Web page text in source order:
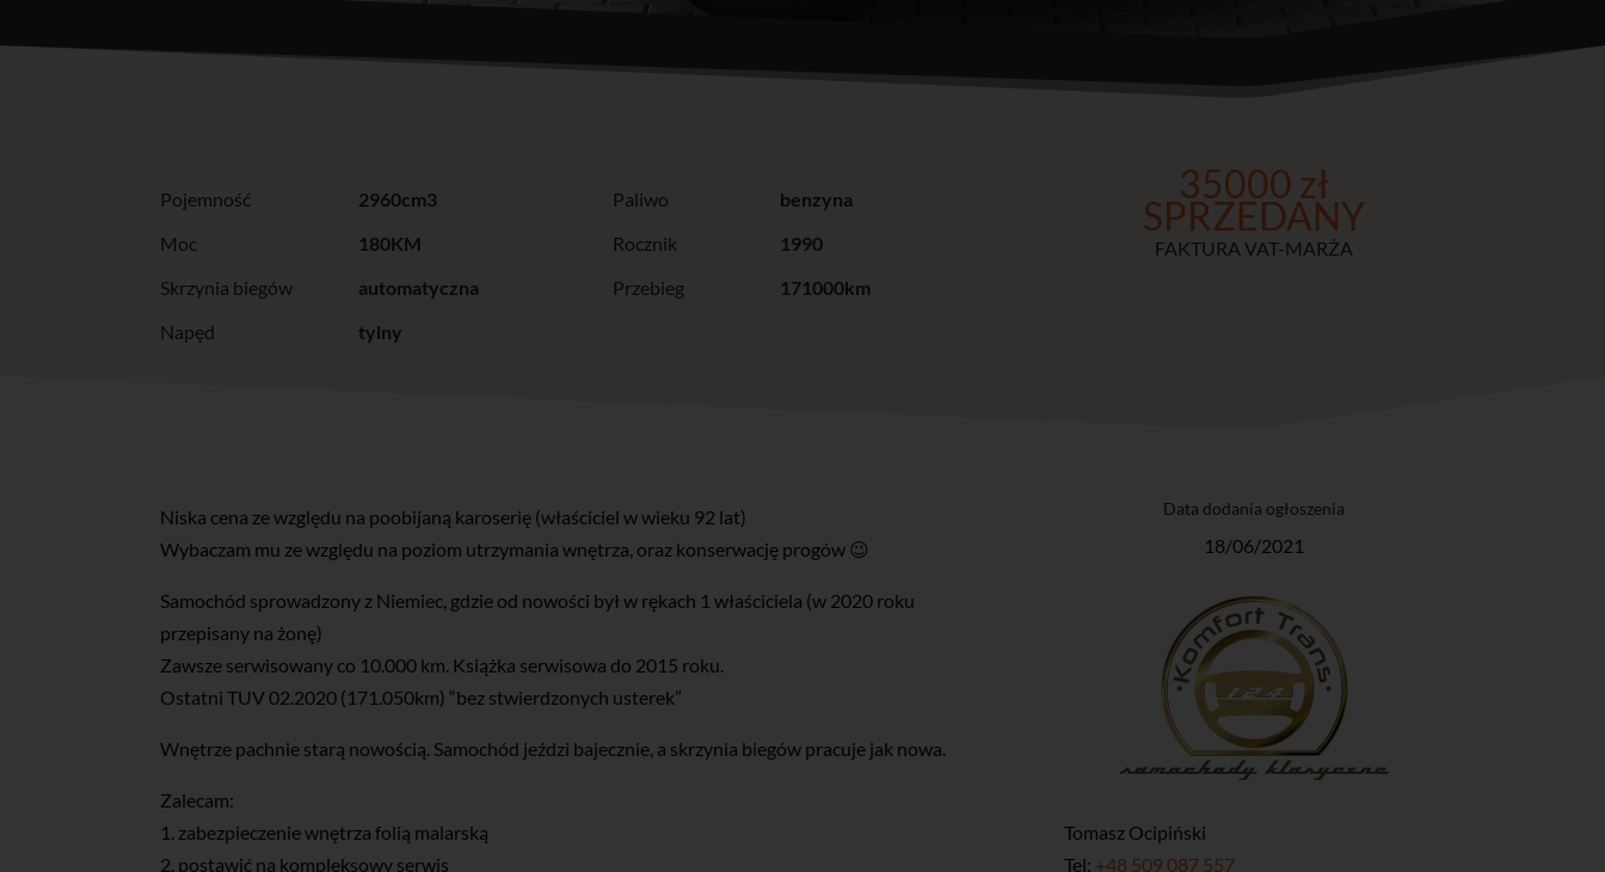
Pojemność
2960cm3
Moc
180KM
Skrzynia biegów
automatyczna
Napęd
tylny
Paliwo
benzyna
Rocznik
1990
Przebieg
171000km
35000 zł
SPRZEDANY
FAKTURA VAT-MARŻA
Niska cena ze względu na poobijaną karoserię (właściciel w wieku 92 lat)
Wybaczam mu ze względu na poziom utrzymania wnętrza, oraz konserwację progów 😉
Samochód sprowadzony z Niemiec, gdzie od nowości był w rękach 1 właściciela (w 2020 roku
przepisany na żonę)
Zawsze serwisowany co 10.000 km. Książka serwisowa do 2015 roku.
Ostatni TUV 02.2020 (171.050km) “bez stwierdzonych usterek”
Wnętrze pachnie starą nowością. Samochód jeździ bajecznie, a skrzynia biegów pracuje jak nowa.
Zalecam:
1. zabezpieczenie wnętrza folią malarską
2. postawić na kompleksowy serwis
Data dodania ogłoszenia
18/06/2021
Tomasz Ocipiński
Tel: +48 509 087 557